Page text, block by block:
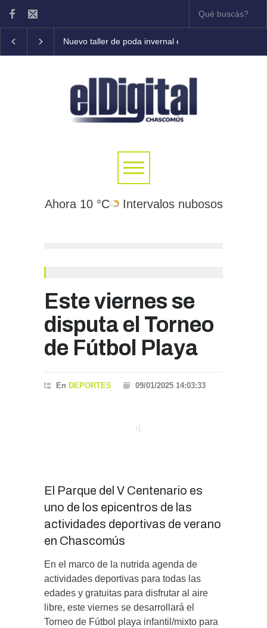
Nuevo taller de poda invernal en frutales
Ahora 10 °C Intervalos nubosos
Este viernes se
disputa el Torneo
de Fútbol Playa
En DEPORTES 09/01/2025 14:03:33
El Parque del V Centenario es
uno de los epicentros de las
actividades deportivas de verano
en Chascomús
En el marco de la nutrida agenda de
actividades deportivas para todas las
edades y gratuitas para disfrutar al aire
libre, este viernes se desarrollará el
Torneo de Fútbol playa infantil/mixto para